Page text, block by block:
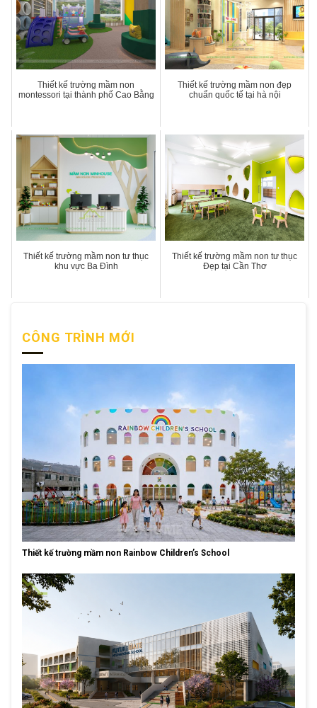
Thiết kế trường mầm non
montessori tại thành phố Cao Bằng
Thiết kế trường mầm non đẹp
chuẩn quốc tế tại hà nội
Thiết kế trường mầm non tư thục
khu vực Ba Đình
Thiết kế trường mầm non tư thục
Đẹp tại Cần Thơ
CÔNG TRÌNH MỚI
Thiết kế trường mầm non Rainbow Children’s School